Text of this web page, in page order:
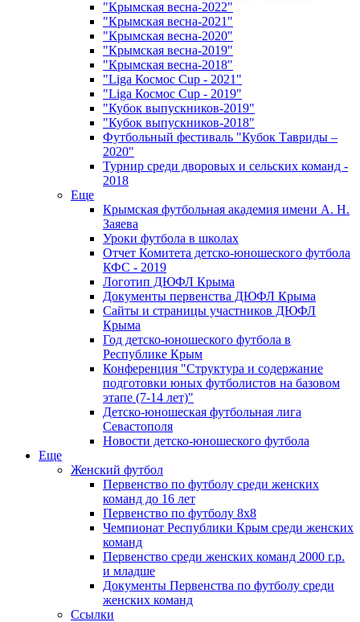
"Крымская весна-2022"
"Крымская весна-2021"
"Крымская весна-2020"
"Крымская весна-2019"
"Крымская весна-2018"
"Liga Космос Cup - 2021"
"Liga Космос Cup - 2019"
"Кубок выпускников-2019"
"Кубок выпускников-2018"
Футбольный фестиваль "Кубок Тавриды –
2020"
Турнир среди дворовых и сельских команд -
2018
Еще
Крымская футбольная академия имени А. Н.
Заяева
Уроки футбола в школах
Отчет Комитета детско-юношеского футбола
КФС - 2019
Логотип ДЮФЛ Крыма
Документы первенства ДЮФЛ Крыма
Сайты и страницы участников ДЮФЛ
Крыма
Год детско-юношеского футбола в
Республике Крым
Конференция "Структура и содержание
подготовки юных футболистов на базовом
этапе (7-14 лет)"
Детско-юношеская футбольная лига
Севастополя
Новости детско-юношеского футбола
Еще
Женский футбол
Первенство по футболу среди женских
команд до 16 лет
Первенство по футболу 8х8
Чемпионат Республики Крым среди женских
команд
Первенство среди женских команд 2000 г.р.
и младше
Документы Первенства по футболу среди
женских команд
Ссылки